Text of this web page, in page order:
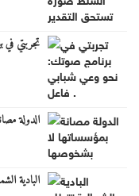
تجربتي
الدولة
البادية